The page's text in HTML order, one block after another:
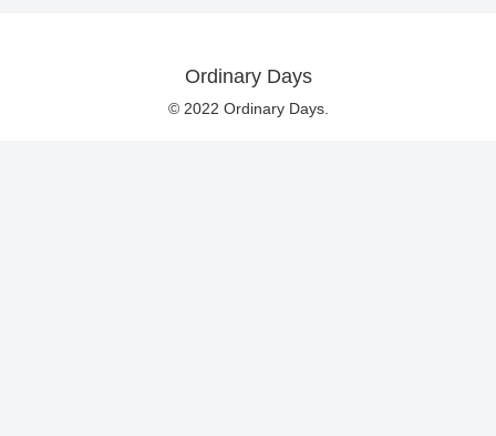
Ordinary Days
© 2022 Ordinary Days.